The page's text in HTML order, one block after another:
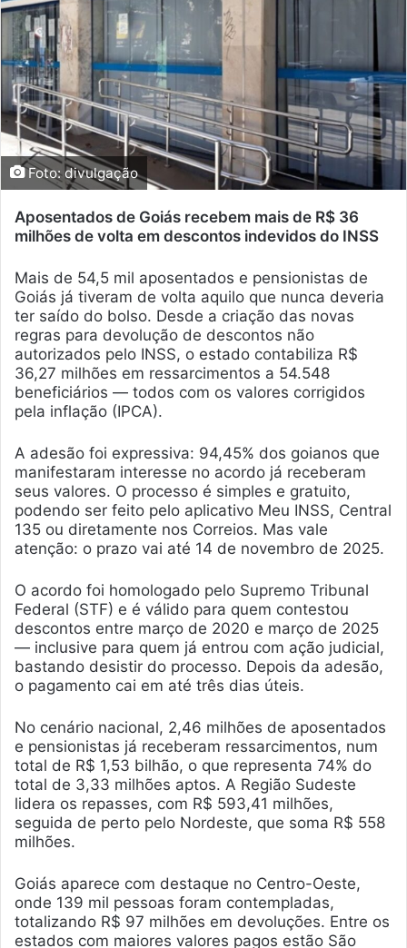
Foto: divulgação
Aposentados de Goiás recebem mais de R$ 36
milhões de volta em descontos indevidos do INSS
Mais de 54,5 mil aposentados e pensionistas de
Goiás já tiveram de volta aquilo que nunca deveria
ter saído do bolso. Desde a criação das novas
regras para devolução de descontos não
autorizados pelo INSS, o estado contabiliza R$
36,27 milhões em ressarcimentos a 54.548
beneficiários — todos com os valores corrigidos
pela inflação (IPCA).
A adesão foi expressiva: 94,45% dos goianos que
manifestaram interesse no acordo já receberam
seus valores. O processo é simples e gratuito,
podendo ser feito pelo aplicativo Meu INSS, Central
135 ou diretamente nos Correios. Mas vale
atenção: o prazo vai até 14 de novembro de 2025.
O acordo foi homologado pelo Supremo Tribunal
Federal (STF) e é válido para quem contestou
descontos entre março de 2020 e março de 2025
— inclusive para quem já entrou com ação judicial,
bastando desistir do processo. Depois da adesão,
o pagamento cai em até três dias úteis.
No cenário nacional, 2,46 milhões de aposentados
e pensionistas já receberam ressarcimentos, num
total de R$ 1,53 bilhão, o que representa 74% do
total de 3,33 milhões aptos. A Região Sudeste
lidera os repasses, com R$ 593,41 milhões,
seguida de perto pelo Nordeste, que soma R$ 558
milhões.
Goiás aparece com destaque no Centro-Oeste,
onde 139 mil pessoas foram contempladas,
totalizando R$ 97 milhões em devoluções. Entre os
estados com maiores valores pagos estão São